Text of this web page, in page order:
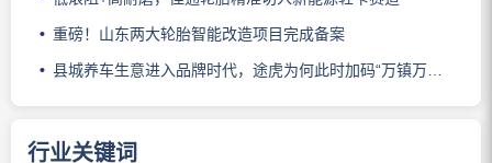
重磅！山东两大轮胎智能改造项目完成备案
县城养车生意进入品牌时代，途虎为何此时加码“万镇万店”？
行业关键词